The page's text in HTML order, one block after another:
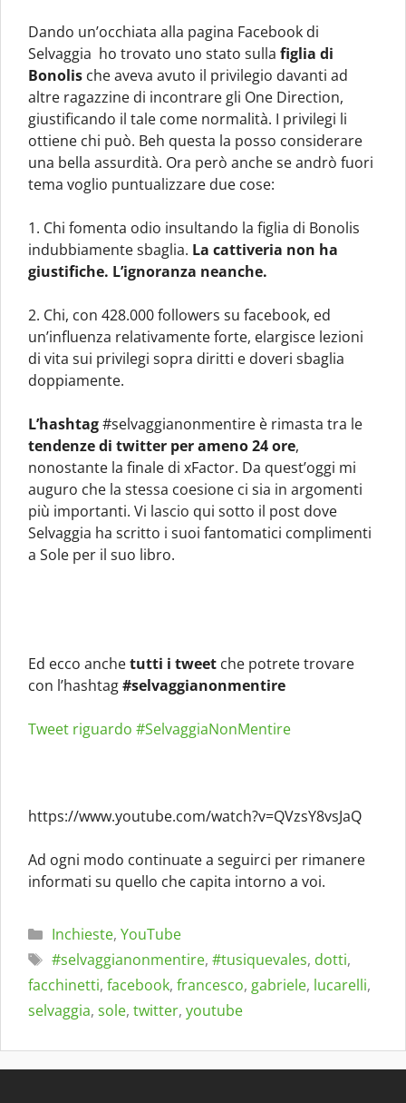
Dando un’occhiata alla pagina Facebook di
Selvaggia ho trovato uno stato sulla figlia di
Bonolis che aveva avuto il privilegio davanti ad
altre ragazzine di incontrare gli One Direction,
giustificando il tale come normalità. I privilegi li
ottiene chi può. Beh questa la posso considerare
una bella assurdità. Ora però anche se andrò fuori
tema voglio puntualizzare due cose:
1. Chi fomenta odio insultando la figlia di Bonolis
indubbiamente sbaglia. La cattiveria non ha
giustifiche. L’ignoranza neanche.
2. Chi, con 428.000 followers su facebook, ed
un’influenza relativamente forte, elargisce lezioni
di vita sui privilegi sopra diritti e doveri sbaglia
doppiamente.
L’hashtag#selvaggianonmentire è rimasta tra le
tendenze di twitter per ameno 24 ore,
nonostante la finale di xFactor. Da quest’oggi mi
auguro che la stessa coesione ci sia in argomenti
più importanti. Vi lascio qui sotto il post dove
Selvaggia ha scritto i suoi fantomatici complimenti
a Sole per il suo libro.
Ed ecco anchetutti i tweet che potrete trovare
con l’hashtag#selvaggianonmentire
Tweet riguardo #SelvaggiaNonMentire
https://www.youtube.com/watch?v=QVzsY8vsJaQ
Ad ogni modo continuate a seguirci per rimanere
informati su quello che capita intorno a voi.
Categorie
Inchieste, YouTube
Tag
#selvaggianonmentire, #tusiquevales, dotti,
facchinetti, facebook, francesco, gabriele, lucarelli,
selvaggia, sole, twitter, youtube